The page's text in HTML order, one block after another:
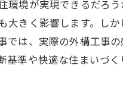
環境が実現できるだろ
大きく影響します。し
では、実際の外構工事
準や快適な住まいづ